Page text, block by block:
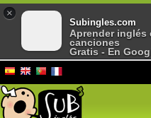
×
Subingles.com
Aprender inglés
canciones
Gratis - En